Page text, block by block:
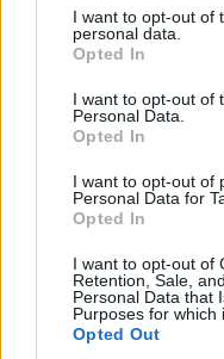
not limited to your visit
grant or deny consent
use your data for below
consent section.
I want to opt-out of
personal data.
Opted In
I want to opt-out of
Personal Data.
Opted In
I want to opt-out of
Personal Data for
Opted In
I want to opt-out of
Retention, Sale,
Personal Data that
Purposes for which
Opted Out